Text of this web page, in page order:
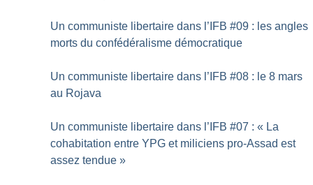
Un communiste libertaire dans l’IFB #09 : les angles
morts du confédéralisme démocratique
Un communiste libertaire dans l’IFB #08 : le 8 mars
au Rojava
Un communiste libertaire dans l’IFB #07 : « La
cohabitation entre YPG et miliciens pro-Assad est
assez tendue »